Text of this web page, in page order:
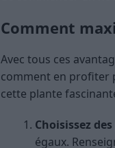
Comment
Avec tous ces
comment en profiter
cette plante
Choisissez
égaux.